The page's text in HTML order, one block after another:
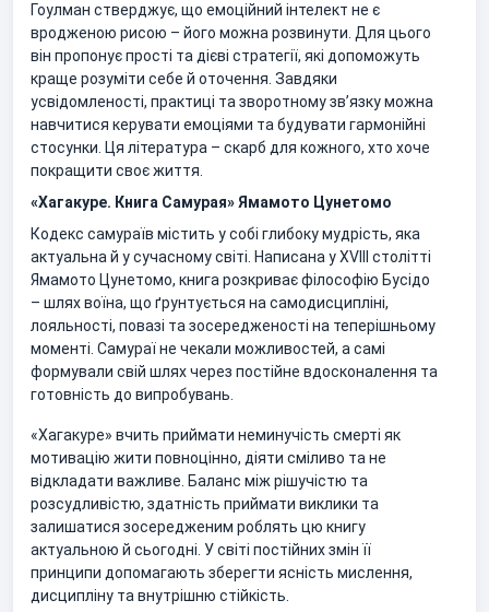
Гоулман стверджує, що емоційний інтелект не є
вродженою рисою – його можна розвинути. Для цього
він пропонує прості та дієві стратегії, які допоможуть
краще розуміти себе й оточення. Завдяки
усвідомленості, практиці та зворотному зв’язку можна
навчитися керувати емоціями та будувати гармонійні
стосунки. Ця література – скарб для кожного, хто хоче
покращити своє життя.
«Хагакуре. Книга Самурая» Ямамото Цунетомо
Кодекс самураїв містить у собі глибоку мудрість, яка
актуальна й у сучасному світі. Написана у XVIII столітті
Ямамото Цунетомо, книга розкриває філософію Бусідо
– шлях воїна, що ґрунтується на самодисципліні,
лояльності, повазі та зосередженості на теперішньому
моменті. Самураї не чекали можливостей, а самі
формували свій шлях через постійне вдосконалення та
готовність до випробувань.
«Хагакуре» вчить приймати неминучість смерті як
мотивацію жити повноцінно, діяти сміливо та не
відкладати важливе. Баланс між рішучістю та
розсудливістю, здатність приймати виклики та
залишатися зосередженим роблять цю книгу
актуальною й сьогодні. У світі постійних змін її
принципи допомагають зберегти ясність мислення,
дисципліну та внутрішню стійкість.